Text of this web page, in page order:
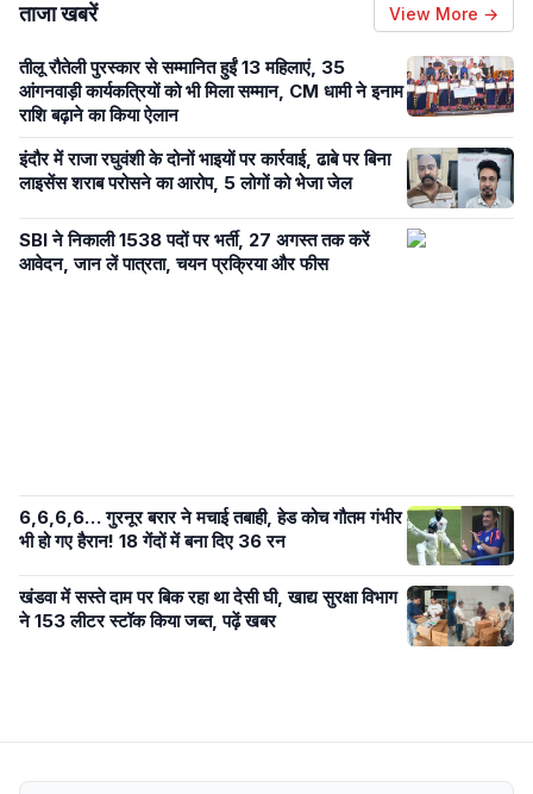
ताजा खबरें View More →
तीलू रौतेली पुरस्कार से सम्मानित हुईं 13 महिलाएं, 35
आंगनवाड़ी कार्यकत्रियों को भी मिला सम्मान, CM धामी ने इनाम
राशि बढ़ाने का किया ऐलान
इंदौर में राजा रघुवंशी के दोनों भाइयों पर कार्रवाई, ढाबे पर बिना
लाइसेंस शराब परोसने का आरोप, 5 लोगों को भेजा जेल
SBI ने निकाली 1538 पदों पर भर्ती, 27 अगस्त तक करें
आवेदन, जान लें पात्रता, चयन प्रक्रिया और फीस
6,6,6,6… गुरनूर बरार ने मचाई तबाही, हेड कोच गौतम गंभीर
भी हो गए हैरान! 18 गेंदों में बना दिए 36 रन
खंडवा में सस्ते दाम पर बिक रहा था देसी घी, खाद्य सुरक्षा विभाग
ने 153 लीटर स्टॉक किया जब्त, पढ़ें खबर